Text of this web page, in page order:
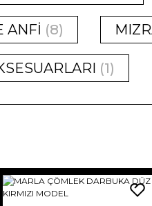
ANFİ (8)
(1)